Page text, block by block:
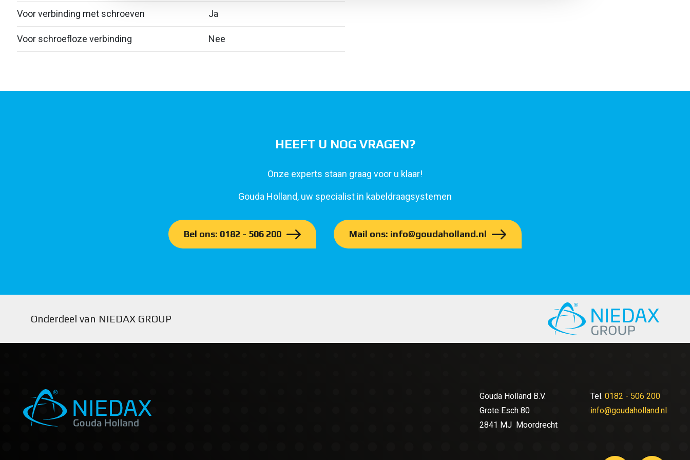
Voor verbinding met schroeven Ja
Voor schroefloze verbinding Nee
HEEFT U NOG VRAGEN?
Onze experts staan graag voor u klaar!
Gouda Holland, uw specialist in kabeldraagsystemen
Bel ons: 0182 - 506 200 Mail ons: info@goudaholland.nl
Onderdeel van NIEDAX GROUP
Gouda Holland B.V.
Grote Esch 80
2841 MJ Moordrecht
Tel. 0182 - 506 200
info@goudaholland.nl